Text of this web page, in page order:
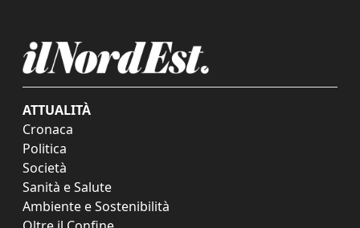
ATTUALITÀ
Cronaca
Politica
Società
Sanità e Salute
Ambiente e Sostenibilità